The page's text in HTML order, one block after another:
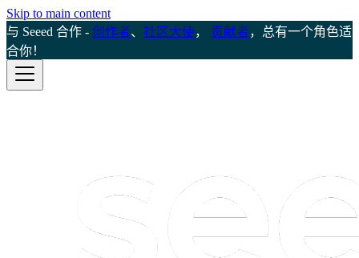
Skip to main content
与 Seeed 合作 - 创作者、 社区大使， 贡献者，总有一个角色适
合你！